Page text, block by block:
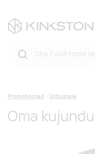
Promotooted Üritustele
Oma